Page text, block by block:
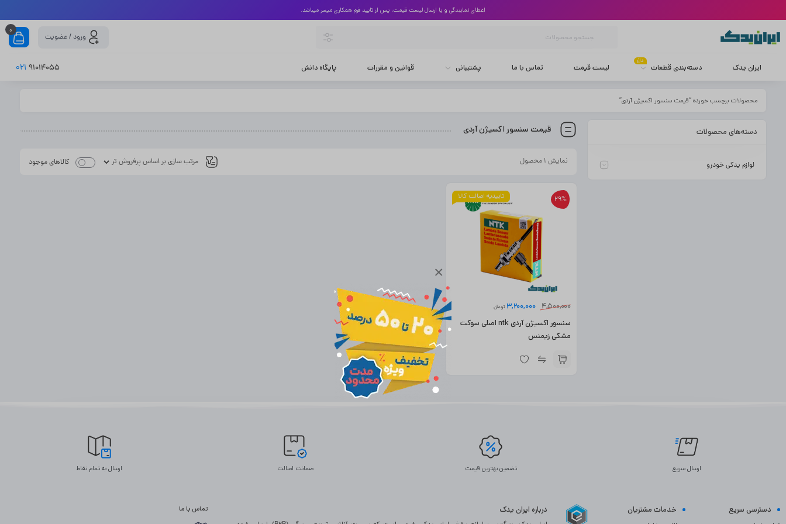
×
اعطای نمایندگی و یا ارسال لیست قیمت، پس از تایید فرم همکاری میسر میباشد.
ورود / عضویت
0
ایران یدک دسته‌بندی قطعات
داغ
لیست قیمت تماس با ما پشتیبانی قوانین و مقررات پایگاه دانش 91014055
021
محصولات برچسب خورده “قیمت سنسور اکسیژن آردی”
قیمت سنسور اکسیژن آردی
نمایش ۱ محصول کالاهای موجود
تاییدیه اصالت کالا 29%
4,500,000
3,200,000 تومان
سنسور اکسیژن آردی ntk اصلی سوکت
مشکی زیمنس
دسته‌های محصولات
لوازم یدکی خودرو
ارسال سریع تضمین بهترین قیمت ضمانت اصالت ارسال به تمام نقاط
دسترسی سریع خدمات مشتریان درباره ایران یدک تماس با ما